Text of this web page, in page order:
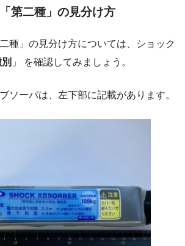
第二種」の見分け方
種」の見分け方については、ショック
」 を確認してみましょう。
ソーバは、左下部に記載があります。